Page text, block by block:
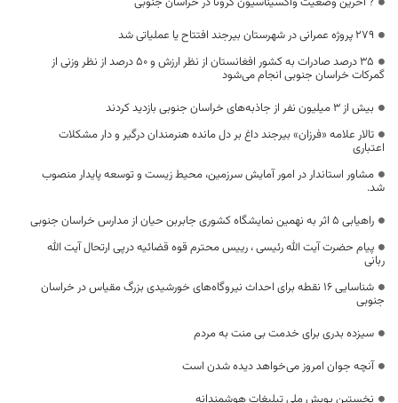
۲۷۹ پروژه عمرانی در شهرستان بیرجند افتتاح یا عملیاتی شد
۳۵ درصد صادرات به کشور افغانستان از نظر ارزش و ۵۰ درصد از نظر وزنی از
گمرکات خراسان جنوبی انجام می‌شود
بیش از ۳ میلیون نفر از جاذبه‌های خراسان جنوبی بازدید کردند
تالار علامه «فرزان» بیرجند داغ بر دل مانده هنرمندان درگیر و دار مشکلات
اعتباری
مشاور استاندار در امور آمایش سرزمین، محیط زيست و توسعه پايدار منصوب
شد.
راهیابی 5 اثر به نهمین نمایشگاه کشوری جابربن حیان از مدارس خراسان جنوبی
پیام حضرت آیت الله رئیسی ، رییس محترم قوه قضائیه درپی ارتحال آیت الله
ربانی
شناسایی ۱۶ نقطه برای احداث نیروگاه‌های خورشیدی بزرگ مقیاس در خراسان
جنوبی
سیزده بدری برای خدمت بی منت به مردم
آنچه جوان امروز می‌خواهد دیده شدن است